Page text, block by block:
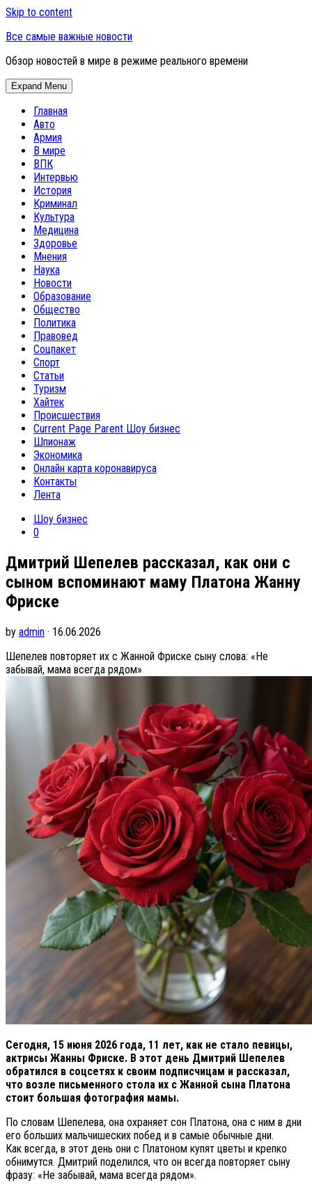
Skip to content
Все самые важные новости
Обзор новостей в мире в режиме реального времени
Expand Menu
Главная
Авто
Армия
В мире
ВПК
Интервью
История
Криминал
Культура
Медицина
Здоровье
Мнения
Наука
Новости
Образование
Общество
Политика
Правовед
Соцпакет
Спорт
Статьи
Туризм
Хайтек
Происшествия
Current Page Parent Шоу бизнес
Шпионаж
Экономика
Онлайн карта коронавируса
Контакты
Лента
Шоу бизнес
0
Дмитрий Шепелев рассказал, как они с
сыном вспоминают маму Платона Жанну
Фриске
by admin · 16.06.2026
Шепелев повторяет их с Жанной Фриске сыну слова: «Не
забывай, мама всегда рядом»
Сегодня, 15 июня 2026 года, 11 лет, как не стало певицы,
актрисы Жанны Фриске. В этот день Дмитрий Шепелев
обратился в соцсетях к своим подписчицам и рассказал,
что возле письменного стола их с Жанной сына Платона
стоит большая фотография мамы.
По словам Шепелева, она охраняет сон Платона, она с ним в дни
его больших мальчишеских побед и в самые обычные дни.
Как всегда, в этот день они с Платоном купят цветы и крепко
обнимутся. Дмитрий поделился, что он всегда повторяет сыну
фразу: «Не забывай, мама всегда рядом».